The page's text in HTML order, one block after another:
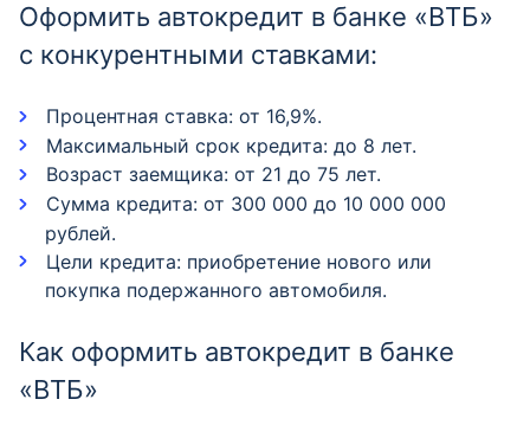
Оформить автокредит в банке «ВТБ»
с конкурентными ставками:
Процентная ставка: от 16,9%.
Максимальный срок кредита: до 8 лет.
Возраст заемщика: от 21 до 75 лет.
Сумма кредита: от 300 000 до 10 000 000
рублей.
Цели кредита: приобретение нового или
покупка подержанного автомобиля.
Как оформить автокредит в банке
«ВТБ»